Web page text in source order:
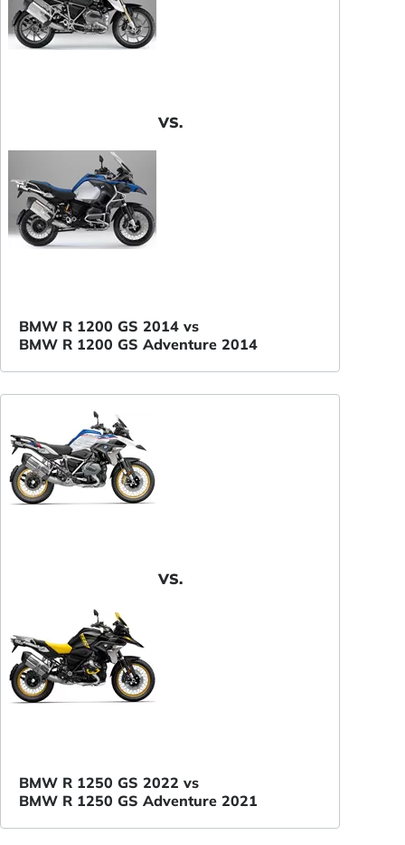
VS.
BMW R 1200 GS 2014 vs
BMW R 1200 GS Adventure 2014
VS.
BMW R 1250 GS 2022 vs
BMW R 1250 GS Adventure 2021